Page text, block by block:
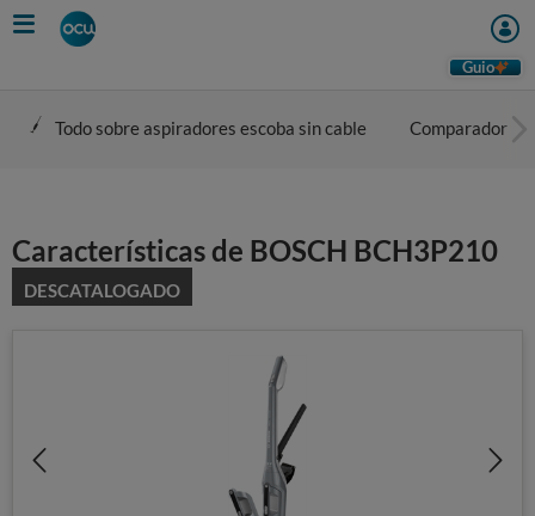
Skip
to
Guio
Todo sobre aspiradores escoba sin cable Comparador
Características de BOSCH BCH3P210
DESCATALOGADO